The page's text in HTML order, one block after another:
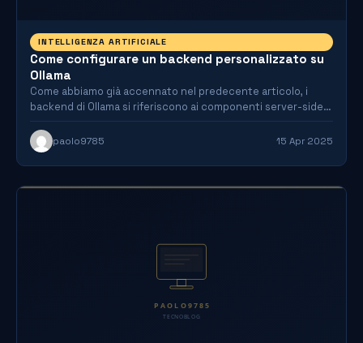
INTELLIGENZA ARTIFICIALE
Come configurare un backend personalizzato su
Ollama
Come abbiamo già accennato nel predecente articolo, i
backend di Ollama si riferiscono ai componenti server-side
che gestiscono…
paolo9785 15 Apr 2025